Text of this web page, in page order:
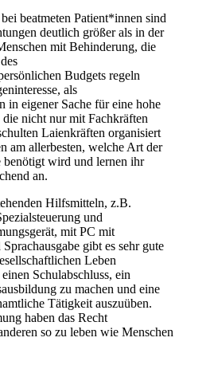
beatmeten Patient*innen sind
deutlich größer als in der
mit Behinderung, die
Budgets regeln
als
in eigener Sache für eine hohe
nicht nur mit Fachkräften
Laienkräften organisiert
am allerbesten, welche Art der
benötigt wird und lernen ihr
an.
Hilfsmitteln, z.B.
und
mit PC mit
gibt es sehr gute
Leben
Schulabschluss, ein
zu machen und eine
Tätigkeit auszuüben.
haben das Recht
so zu leben wie Menschen